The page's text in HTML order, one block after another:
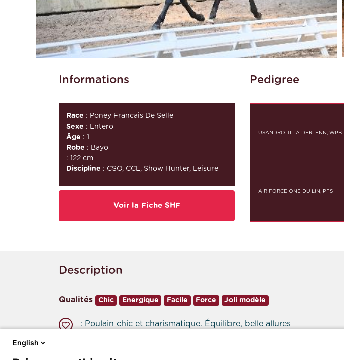
Informations Pedigree
Race : Poney Francais De Selle
Sexe : Entero
Âge : 1
Robe : Bayo
: 122 cm
Discipline : CSO, CCE, Show Hunter, Leisure
Voir la Fiche SHF
USANDRO TILIA DERLENN, WPB
AIR FORCE ONE DU LIN, PFS
Description
Qualités Chic Energique Facile Force Joli modèle
: Poulain chic et charismatique. Équilibre, belle allures
English